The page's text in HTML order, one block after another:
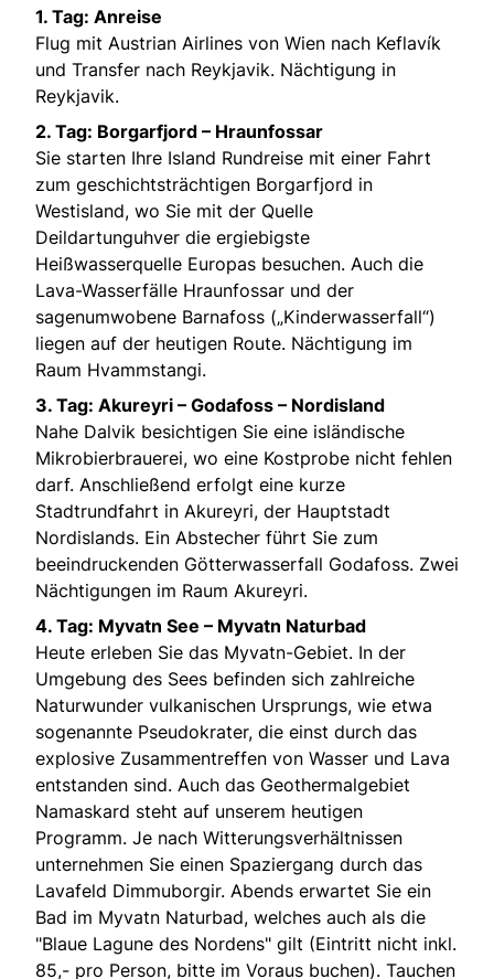
1. Tag: Anreise
Flug mit Austrian Airlines von Wien nach Keflavík
und Transfer nach Reykjavik. Nächtigung in
Reykjavik.
2. Tag: Borgarfjord – Hraunfossar
Sie starten Ihre Island Rundreise mit einer Fahrt
zum geschichtsträchtigen Borgarfjord in
Westisland, wo Sie mit der Quelle
Deildartunguhver die ergiebigste
Heißwasserquelle Europas besuchen. Auch die
Lava-Wasserfälle Hraunfossar und der
sagenumwobene Barnafoss („Kinderwasserfall“)
liegen auf der heutigen Route. Nächtigung im
Raum Hvammstangi.
3. Tag: Akureyri – Godafoss – Nordisland
Nahe Dalvik besichtigen Sie eine isländische
Mikrobierbrauerei, wo eine Kostprobe nicht fehlen
darf. Anschließend erfolgt eine kurze
Stadtrundfahrt in Akureyri, der Hauptstadt
Nordislands. Ein Abstecher führt Sie zum
beeindruckenden Götterwasserfall Godafoss. Zwei
Nächtigungen im Raum Akureyri.
4. Tag: Myvatn See – Myvatn Naturbad
Heute erleben Sie das Myvatn-Gebiet. In der
Umgebung des Sees befinden sich zahlreiche
Naturwunder vulkanischen Ursprungs, wie etwa
sogenannte Pseudokrater, die einst durch das
explosive Zusammentreffen von Wasser und Lava
entstanden sind. Auch das Geothermalgebiet
Namaskard steht auf unserem heutigen
Programm. Je nach Witterungsverhältnissen
unternehmen Sie einen Spaziergang durch das
Lavafeld Dimmuborgir. Abends erwartet Sie ein
Bad im Myvatn Naturbad, welches auch als die
"Blaue Lagune des Nordens" gilt (Eintritt nicht inkl.
85,- pro Person, bitte im Voraus buchen). Tauchen